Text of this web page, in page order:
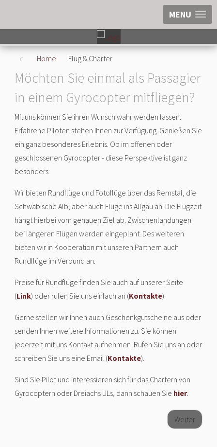
MENU
Home Flug & Charter
Möchten Sie einmal als Passagier
in einem Gyrocopter mitfliegen?
Mit uns können Sie ihren Wunsch wahr werden lassen.
Erfahrene Piloten stehen Ihnen zur Verfügung. Genießen Sie
ein ganz besonderes Erlebnis. Ob im offenen oder
geschlossenen Gyrocopter - diese Perspektive ist ganz
besonders.
Wir bieten Rundflüge und Fotoflüge über das Remstal, die
Schwäbische Alb, aber auch Flüge ins Allgäu an. Die Flugzeit
hängt hierbei vom genauen Ziel ab. Zwischenlandungen
bei längeren Flügen werden eingeplant. Des weiteren
bieten wir in Kooperation mit unseren Partnern auch
Rundflüge im Verbund an.
Preise für Rundflüge finden Sie auch auf unserer Seite
(Link) oder rufen Sie uns einfach an (Kontakte).
Gerne stellen wir Ihnen auch Geschenkgutscheine aus oder
senden Ihnen weitere Informationen zu. Sie können
jederzeit mit uns Kontakt aufnehmen. Rufen Sie uns an oder
schreiben Sie uns eine Email (Kontakte).
Sind Sie Pilot und interessieren sich für das Chartern von
Gyrocoptern oder Dreiachs ULs, dann schauen Sie hier.
Weiter